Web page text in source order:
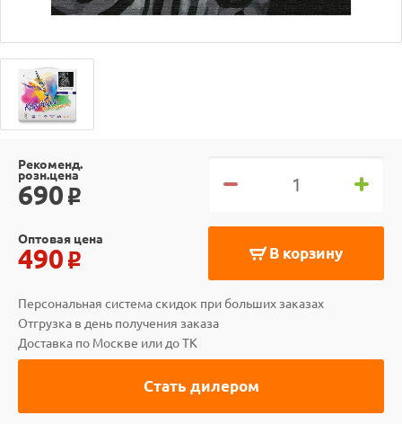
Рекоменд.
розн.цена
690 o
В корзину
Оптовая цена
490 o
Персональная система скидок при больших заказах
Отгрузка в день получения заказа
Доставка по Москве или до ТК
Стать дилером